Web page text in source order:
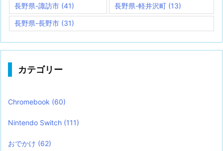
長野県-諏訪市 (41) 長野県-軽井沢町 (13)
長野県-長野市 (31)
カテゴリー
Chromebook (60)
Nintendo Switch (111)
おでかけ (62)